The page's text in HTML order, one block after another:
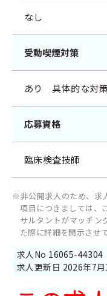
なし
受動喫煙対策
あり 具体的な対
応募資格
臨床検査技師
※非公開求人のため、求
項目につきましては、
サルタントがマッチン
た際に詳細を開示させ
求人No 16065-44304
求人更新日 2026年7月